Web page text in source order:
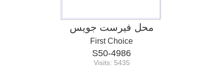
محل فيرست جويس
First Choice
S50-4986
Visits: 5435